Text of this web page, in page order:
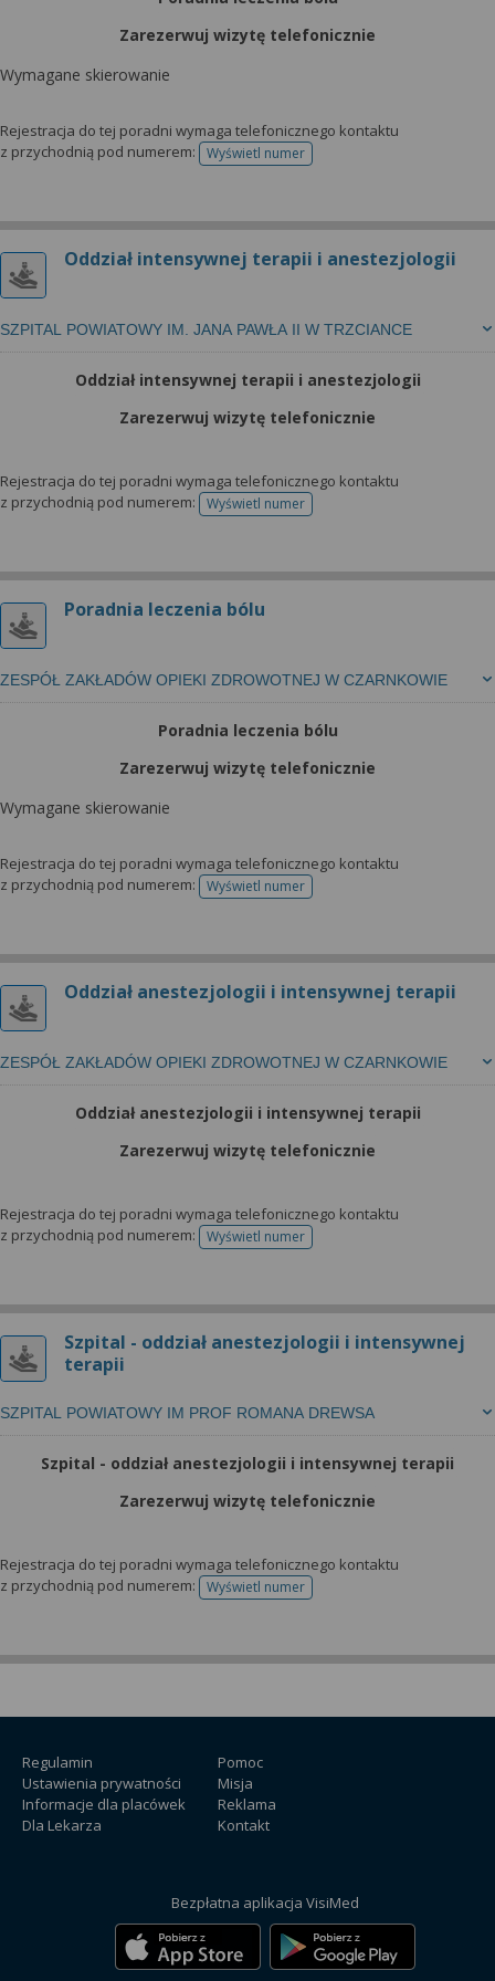
Zarezerwuj wizytę telefonicznie
Wymagane skierowanie
Rejestracja do tej poradni wymaga telefonicznego kontaktu
z przychodnią pod numerem:
Wyświetl numertelefonu do rejestracji
Oddział intensywnej terapii i anestezjologii
SZPITAL POWIATOWY IM. JANA PAWŁA II W TRZCIANCE
Oddział intensywnej terapii i anestezjologii
Zarezerwuj wizytę telefonicznie
Rejestracja do tej poradni wymaga telefonicznego kontaktu
z przychodnią pod numerem:
Wyświetl numertelefonu do rejestracji
Poradnia leczenia bólu
ZESPÓŁ ZAKŁADÓW OPIEKI ZDROWOTNEJ W CZARNKOWIE
Poradnia leczenia bólu
Zarezerwuj wizytę telefonicznie
Wymagane skierowanie
Rejestracja do tej poradni wymaga telefonicznego kontaktu
z przychodnią pod numerem:
Wyświetl numertelefonu do rejestracji
Oddział anestezjologii i intensywnej terapii
ZESPÓŁ ZAKŁADÓW OPIEKI ZDROWOTNEJ W CZARNKOWIE
Oddział anestezjologii i intensywnej terapii
Zarezerwuj wizytę telefonicznie
Rejestracja do tej poradni wymaga telefonicznego kontaktu
z przychodnią pod numerem:
Wyświetl numertelefonu do rejestracji
Szpital - oddział anestezjologii i intensywnej
terapii
SZPITAL POWIATOWY IM PROF ROMANA DREWSA
Szpital - oddział anestezjologii i intensywnej terapii
Zarezerwuj wizytę telefonicznie
Rejestracja do tej poradni wymaga telefonicznego kontaktu
z przychodnią pod numerem:
Wyświetl numertelefonu do rejestracji
Regulamin
Ustawienia prywatności
Informacje dla placówek
Dla Lekarza
Pomoc
Misja
Reklama
Kontakt
Bezpłatna aplikacja VisiMed
możesz też wycofać zgodę na przetwarzanie Twoich
danych tylko w niektórych celach. Jeżeli chcesz
dowiedzieć się więcej lub chcesz przeprowadzić
za pomocą „Ustawień zaawansowanych”.
Więcej informacji na temat wykorzystywania
znajdziesz w Regulaminie Serwisu.